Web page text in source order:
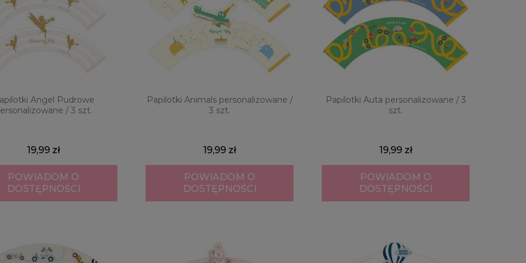
Angel Pudrowe
/ 3 szt.
19,99 zł
POWIADOM O
DOSTĘPNOŚCI
Papilotki Animals personalizowane /
3 szt.
19,99 zł
POWIADOM O
DOSTĘPNOŚCI
Papilotki Auta personalizowane / 3
szt.
19,99 zł
POWIADOM O
DOSTĘPNOŚCI